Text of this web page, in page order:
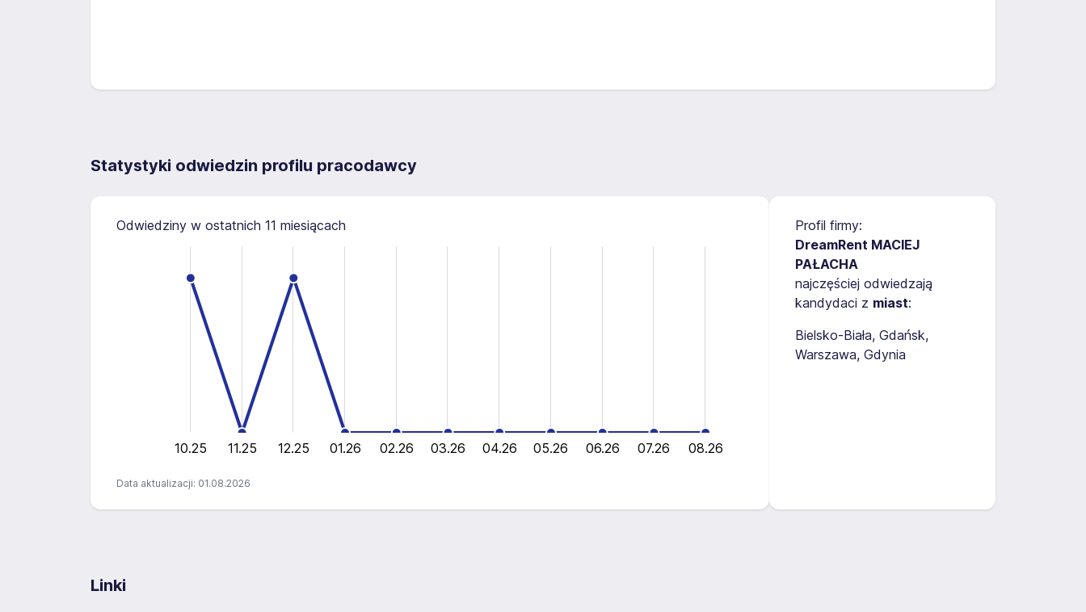
Statystyki odwiedzin profilu pracodawcy
Odwiedziny w ostatnich 11 miesiącach
L
10.25 11.25 12.25 01.26 02.26 03.26 04.26 05.26 06.26 07.26 08.26
Data aktualizacji: 01.08.2026
Profil firmy:
DreamRent MACIEJ
PAŁACHA
najczęściej odwiedzają
kandydaci z miast:
Bielsko-Biała Gdańsk
Warszawa Gdynia
Linki